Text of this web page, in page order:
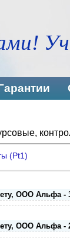
(Pt1)
ООО Альфа -
ООО Альфа -